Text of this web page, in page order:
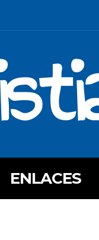
ENLACES